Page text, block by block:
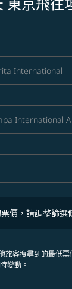
價，請調整篩選
旅客搜尋到的最低
變動。